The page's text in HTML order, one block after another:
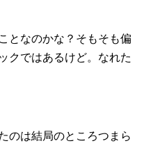
となのかな？そもそも偏
クではあるけど。なれた
のは結局のところつまら